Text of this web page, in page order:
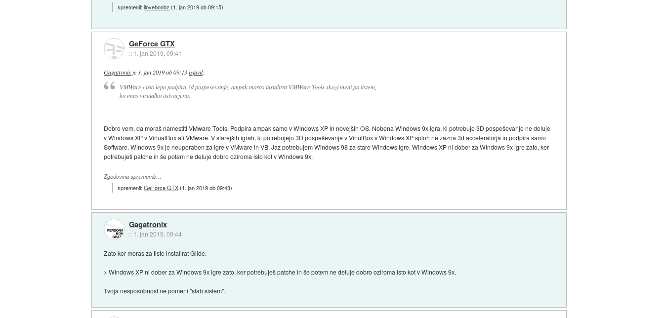
spremenil:iloveboobz (1. jan 2019 ob 09:15)
GeForce GTX
:: 1. jan 2019, 09:41
Gagatronixje 1. jan 2019 ob 09:13 izjavil:
VMWare cisto lepo podpira 3d pospesevanje, ampak moras instalirat VMWare Tools skozi meni po tistem,
ko imas virtualko ustvarjeno.
Dobro vem, da moraš namestiti VMware Tools. Podpira ampak samo v Windows XP in novejših OS. Nobena Windows 9x igra, ki potrebuje 3D pospeševanje ne deluje
v Windows XP v VirtualBox ali VMware. V starejših igrah, ki potrebujejo 3D pospeševanje v VirtulBox v Windows XP sploh ne zazna 3d acceleratorja in podpira samo
Software. Windows 9x je neuporaben za igre v VMware in VB. Jaz potrebujem Windows 98 za stare Windows igre. Windows XP ni dober za Windows 9x igre zato, ker
potrebuješ patche in še potem ne deluje dobro oziroma isto kot v Windows 9x.
Zgodovina sprememb…
spremenil:GeForce GTX(1. jan 2019 ob 09:43)
Gagatronix
:: 1. jan 2019, 09:44
Zato ker moras za tiste instalirat Glide.
> Windows XP ni dober za Windows 9x igre zato, ker potrebuješ patche in še potem ne deluje dobro oziroma isto kot v Windows 9x.
Tvoja nesposobnost ne pomeni "slab sistem".